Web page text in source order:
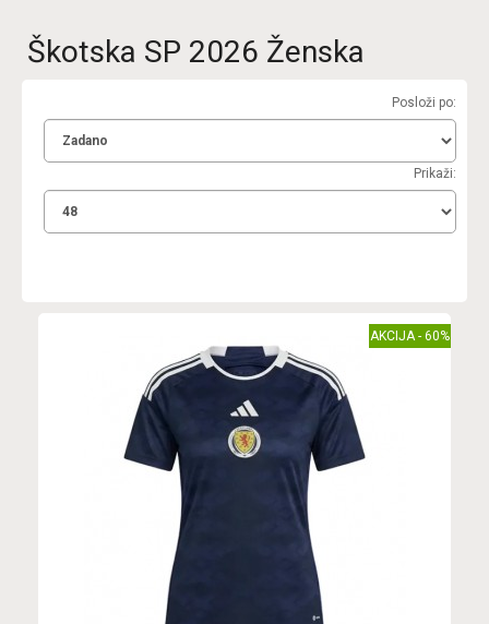
Škotska SP 2026 Ženska
Posloži po:
Prikaži:
AKCIJA - 60%